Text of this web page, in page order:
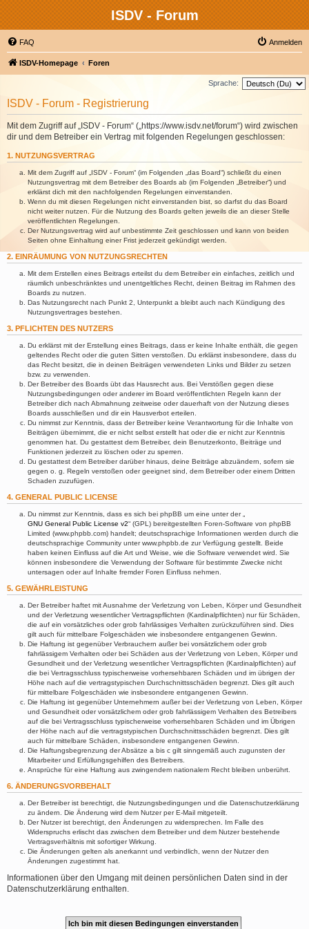
ISDV - Forum
FAQ Anmelden
ISDV-Homepage Foren
Sprache:
ISDV - Forum - Registrierung
Mit dem Zugriff auf „ISDV - Forum“ („https://www.isdv.net/forum“) wird zwischen
dir und dem Betreiber ein Vertrag mit folgenden Regelungen geschlossen:
1. NUTZUNGSVERTRAG
Mit dem Zugriff auf „ISDV - Forum“ (im Folgenden „das Board“) schließt du einen
Nutzungsvertrag mit dem Betreiber des Boards ab (im Folgenden „Betreiber“) und
erklärst dich mit den nachfolgenden Regelungen einverstanden.
Wenn du mit diesen Regelungen nicht einverstanden bist, so darfst du das Board
nicht weiter nutzen. Für die Nutzung des Boards gelten jeweils die an dieser Stelle
veröffentlichten Regelungen.
Der Nutzungsvertrag wird auf unbestimmte Zeit geschlossen und kann von beiden
Seiten ohne Einhaltung einer Frist jederzeit gekündigt werden.
2. EINRÄUMUNG VON NUTZUNGSRECHTEN
Mit dem Erstellen eines Beitrags erteilst du dem Betreiber ein einfaches, zeitlich und
räumlich unbeschränktes und unentgeltliches Recht, deinen Beitrag im Rahmen des
Boards zu nutzen.
Das Nutzungsrecht nach Punkt 2, Unterpunkt a bleibt auch nach Kündigung des
Nutzungsvertrages bestehen.
3. PFLICHTEN DES NUTZERS
Du erklärst mit der Erstellung eines Beitrags, dass er keine Inhalte enthält, die gegen
geltendes Recht oder die guten Sitten verstoßen. Du erklärst insbesondere, dass du
das Recht besitzt, die in deinen Beiträgen verwendeten Links und Bilder zu setzen
bzw. zu verwenden.
Der Betreiber des Boards übt das Hausrecht aus. Bei Verstößen gegen diese
Nutzungsbedingungen oder anderer im Board veröffentlichten Regeln kann der
Betreiber dich nach Abmahnung zeitweise oder dauerhaft von der Nutzung dieses
Boards ausschließen und dir ein Hausverbot erteilen.
Du nimmst zur Kenntnis, dass der Betreiber keine Verantwortung für die Inhalte von
Beiträgen übernimmt, die er nicht selbst erstellt hat oder die er nicht zur Kenntnis
genommen hat. Du gestattest dem Betreiber, dein Benutzerkonto, Beiträge und
Funktionen jederzeit zu löschen oder zu sperren.
Du gestattest dem Betreiber darüber hinaus, deine Beiträge abzuändern, sofern sie
gegen o. g. Regeln verstoßen oder geeignet sind, dem Betreiber oder einem Dritten
Schaden zuzufügen.
4. GENERAL PUBLIC LICENSE
Du nimmst zur Kenntnis, dass es sich bei phpBB um eine unter der „
GNU General Public License v2“ (GPL) bereitgestellten Foren-Software von phpBB
Limited (www.phpbb.com) handelt; deutschsprachige Informationen werden durch die
deutschsprachige Community unter www.phpbb.de zur Verfügung gestellt. Beide
haben keinen Einfluss auf die Art und Weise, wie die Software verwendet wird. Sie
können insbesondere die Verwendung der Software für bestimmte Zwecke nicht
untersagen oder auf Inhalte fremder Foren Einfluss nehmen.
5. GEWÄHRLEISTUNG
Der Betreiber haftet mit Ausnahme der Verletzung von Leben, Körper und Gesundheit
und der Verletzung wesentlicher Vertragspflichten (Kardinalpflichten) nur für Schäden,
die auf ein vorsätzliches oder grob fahrlässiges Verhalten zurückzuführen sind. Dies
gilt auch für mittelbare Folgeschäden wie insbesondere entgangenen Gewinn.
Die Haftung ist gegenüber Verbrauchern außer bei vorsätzlichem oder grob
fahrlässigem Verhalten oder bei Schäden aus der Verletzung von Leben, Körper und
Gesundheit und der Verletzung wesentlicher Vertragspflichten (Kardinalpflichten) auf
die bei Vertragsschluss typischerweise vorhersehbaren Schäden und im übrigen der
Höhe nach auf die vertragstypischen Durchschnittsschäden begrenzt. Dies gilt auch
für mittelbare Folgeschäden wie insbesondere entgangenen Gewinn.
Die Haftung ist gegenüber Unternehmern außer bei der Verletzung von Leben, Körper
und Gesundheit oder vorsätzlichem oder grob fahrlässigem Verhalten des Betreibers
auf die bei Vertragsschluss typischerweise vorhersehbaren Schäden und im Übrigen
der Höhe nach auf die vertragstypischen Durchschnittsschäden begrenzt. Dies gilt
auch für mittelbare Schäden, insbesondere entgangenen Gewinn.
Die Haftungsbegrenzung der Absätze a bis c gilt sinngemäß auch zugunsten der
Mitarbeiter und Erfüllungsgehilfen des Betreibers.
Ansprüche für eine Haftung aus zwingendem nationalem Recht bleiben unberührt.
6. ÄNDERUNGSVORBEHALT
Der Betreiber ist berechtigt, die Nutzungsbedingungen und die Datenschutzerklärung
zu ändern. Die Änderung wird dem Nutzer per E-Mail mitgeteilt.
Der Nutzer ist berechtigt, den Änderungen zu widersprechen. Im Falle des
Widerspruchs erlischt das zwischen dem Betreiber und dem Nutzer bestehende
Vertragsverhältnis mit sofortiger Wirkung.
Die Änderungen gelten als anerkannt und verbindlich, wenn der Nutzer den
Änderungen zugestimmt hat.
Informationen über den Umgang mit deinen persönlichen Daten sind in der
Datenschutzerklärung enthalten.